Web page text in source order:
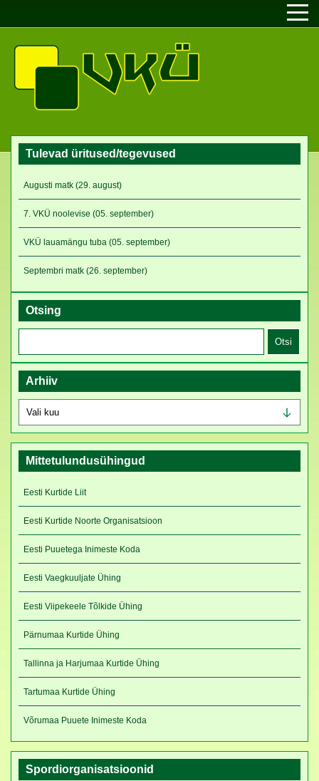
Tulevad üritused/tegevused
Augusti matk (29. august)
7. VKÜ noolevise (05. september)
VKÜ lauamängu tuba (05. september)
Septembri matk (26. september)
Otsing
Arhiiv
Arhiiv
Mittetulundusühingud
Eesti Kurtide Liit
Eesti Kurtide Noorte Organisatsioon
Eesti Puuetega Inimeste Koda
Eesti Vaegkuuljate Ühing
Eesti Viipekeele Tõlkide Ühing
Pärnumaa Kurtide Ühing
Tallinna ja Harjumaa Kurtide Ühing
Tartumaa Kurtide Ühing
Võrumaa Puuete Inimeste Koda
Spordiorganisatsioonid